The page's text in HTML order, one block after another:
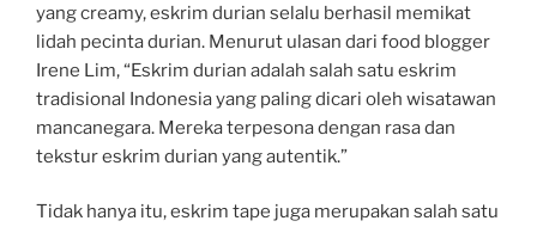
yang creamy, eskrim durian selalu berhasil memikat
lidah pecinta durian. Menurut ulasan dari food blogger
Irene Lim, “Eskrim durian adalah salah satu eskrim
tradisional Indonesia yang paling dicari oleh wisatawan
mancanegara. Mereka terpesona dengan rasa dan
tekstur eskrim durian yang autentik.”
Tidak hanya itu, eskrim tape juga merupakan salah satu